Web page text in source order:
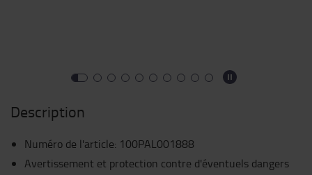
Description
Numéro de l'article: 100PAL001888
Avertissement et protection contre d'éventuels dangers